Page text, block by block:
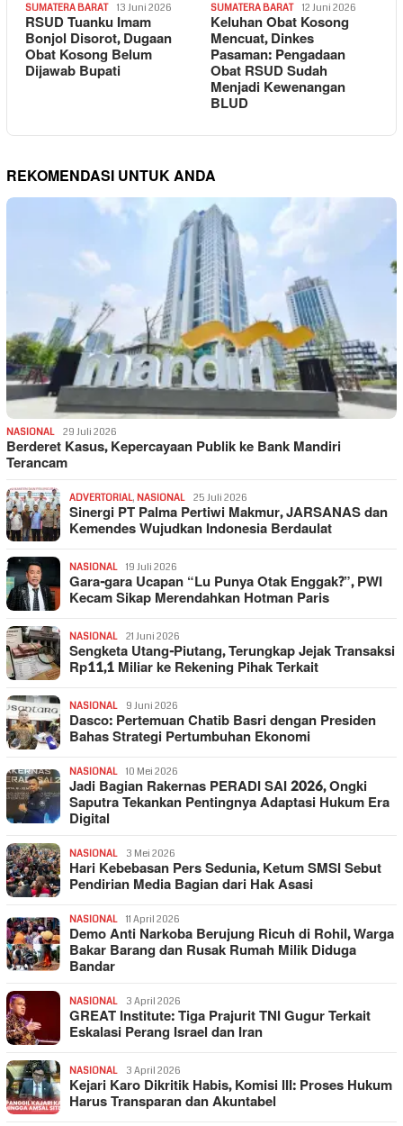
SUMATERA BARAT 13 Juni 2026
RSUD Tuanku Imam
Bonjol Disorot, Dugaan
Obat Kosong Belum
Dijawab Bupati
SUMATERA BARAT 12 Juni 2026
Keluhan Obat Kosong
Mencuat, Dinkes
Pasaman: Pengadaan
Obat RSUD Sudah
Menjadi Kewenangan
BLUD
REKOMENDASI UNTUK ANDA
NASIONAL 29 Juli 2026
Berderet Kasus, Kepercayaan Publik ke Bank Mandiri
Terancam
ADVERTORIAL, NASIONAL 25 Juli 2026
Sinergi PT Palma Pertiwi Makmur, JARSANAS dan
Kemendes Wujudkan Indonesia Berdaulat
NASIONAL 19 Juli 2026
Gara-gara Ucapan “Lu Punya Otak Enggak?”, PWI
Kecam Sikap Merendahkan Hotman Paris
NASIONAL 21 Juni 2026
Sengketa Utang-Piutang, Terungkap Jejak Transaksi
Rp11,1 Miliar ke Rekening Pihak Terkait
NASIONAL 9 Juni 2026
Dasco: Pertemuan Chatib Basri dengan Presiden
Bahas Strategi Pertumbuhan Ekonomi
NASIONAL 10 Mei 2026
Jadi Bagian Rakernas PERADI SAI 2026, Ongki
Saputra Tekankan Pentingnya Adaptasi Hukum Era
Digital
NASIONAL 3 Mei 2026
Hari Kebebasan Pers Sedunia, Ketum SMSI Sebut
Pendirian Media Bagian dari Hak Asasi
NASIONAL 11 April 2026
Demo Anti Narkoba Berujung Ricuh di Rohil, Warga
Bakar Barang dan Rusak Rumah Milik Diduga
Bandar
NASIONAL 3 April 2026
GREAT Institute: Tiga Prajurit TNI Gugur Terkait
Eskalasi Perang Israel dan Iran
NASIONAL 3 April 2026
Kejari Karo Dikritik Habis, Komisi III: Proses Hukum
Harus Transparan dan Akuntabel